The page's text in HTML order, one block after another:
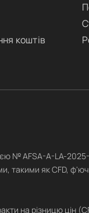
коштів
№ AFSA-A-LA-
такими як CFD,
на різницю цін